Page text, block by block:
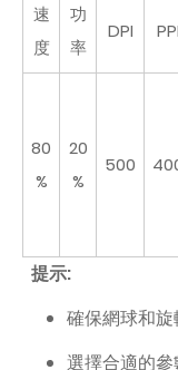
速
度
功
率
DPI PPI
80
%
20
%
500
提示:
確保網球和旋
選擇合適的參